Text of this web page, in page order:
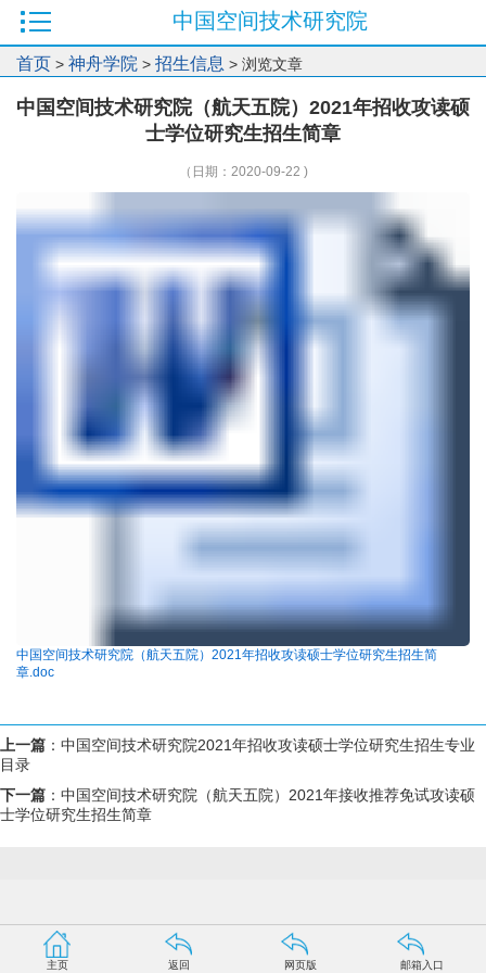
中国空间技术研究院
首页 > 神舟学院 > 招生信息 > 浏览文章
中国空间技术研究院（航天五院）2021年招收攻读硕
士学位研究生招生简章
（日期：2020-09-22 )
中国空间技术研究院（航天五院）2021年招收攻读硕士学位研究生招生简
章.doc
上一篇 ： 中国空间技术研究院2021年招收攻读硕士学位研究生招生专业
目录
下一篇 ： 中国空间技术研究院（航天五院）2021年接收推荐免试攻读硕
士学位研究生招生简章
主页 返回 网页版 邮箱入口